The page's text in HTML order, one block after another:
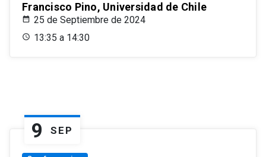
Francisco Pino, Universidad de Chile
25 de Septiembre de 2024
13:35 a 14:30
9 SEP